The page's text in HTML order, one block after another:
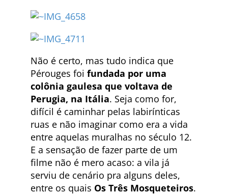
Não é certo, mas tudo indica que
Pérouges foi fundada por uma
colônia gaulesa que voltava de
Perugia, na Itália. Seja como for,
difícil é caminhar pelas labirínticas
ruas e não imaginar como era a vida
entre aquelas muralhas no século 12.
E a sensação de fazer parte de um
filme não é mero acaso: a vila já
serviu de cenário pra alguns deles,
entre os quais Os Três Mosqueteiros.